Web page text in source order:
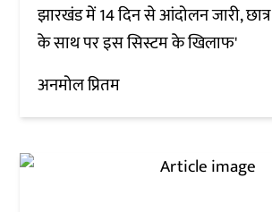
झारखंड में 14 दिन से आंदोलन जारी, छात्र
के साथ पर इस सिस्टम के खिलाफ'
अनमोल प्रितम